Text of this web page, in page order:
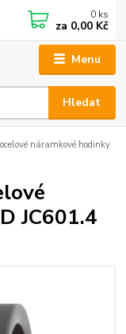
Menu
Hledat
0 ks
za 0,00 Kč
náramkové hodinky
JC601.4